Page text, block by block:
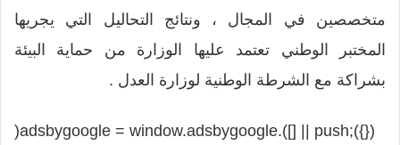
متخصصين في المجال ، ونتائج التحاليل التي يجريها
المختبر الوطني تعتمد عليها الوزارة من حماية البيئة
بشراكة مع الشرطة الوطنية لوزارة العدل .
(adsbygoogle = window.adsbygoogle || []).push({});